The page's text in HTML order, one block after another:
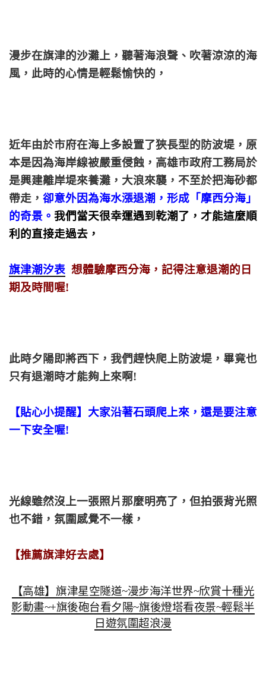
漫步在旗津的沙灘上，聽著海浪聲、吹著涼涼的海
風，此時的心情是輕鬆愉快的，
近年由於市府在海上多設置了狹長型的防波堤，原
本是因為海岸線被嚴重侵蝕，高雄市政府工務局於
是興建離岸堤來養灘，大浪來襲，不至於把海砂都
帶走， 卻意外因為海水漲退潮，形成「摩西分海」
的奇景。 我們當天很幸運遇到乾潮了，才能這麼順
利的直接走過去，
旗津潮汐表 想體驗摩西分海，記得注意退潮的日
期及時間喔!
此時夕陽即將西下，我們趕快爬上防波堤，畢竟也
只有退潮時才能夠上來啊!
【貼心小提醒】大家沿著石頭爬上來，還是要注意
一下安全喔!
光線雖然沒上一張照片那麼明亮了，但拍張背光照
也不錯，氛圍感覺不一樣，
【推薦旗津好去處】
【高雄】旗津星空隧道~漫步海洋世界~欣賞十種光
影動畫~+旗後砲台看夕陽~旗後燈塔看夜景~輕鬆半
日遊氛圍超浪漫